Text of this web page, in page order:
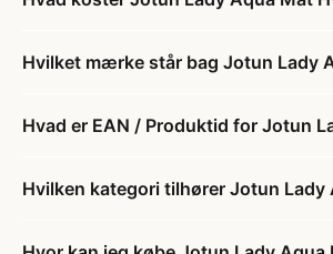
Hvilket mærke står bag Jotun Lady
Hvad er EAN / Produktid for Jotun
Hvilken kategori tilhører Jotun Lady